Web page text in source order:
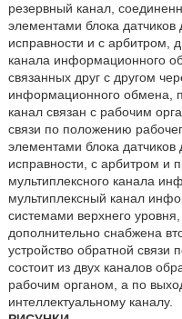
резервный канал,
элементами блока датчиков
исправности и с арбитром,
канала информационного
связанных друг с другом
информационного обмена,
канал связан с рабочим
связи по положению
элементами блока датчиков
исправности, с арбитром и
мультиплексного канала
мультиплексный канал
системами верхнего
дополнительно снабжена
устройство обратной связи
состоит из двух каналов
рабочим органом, а по
интеллектуальному каналу.